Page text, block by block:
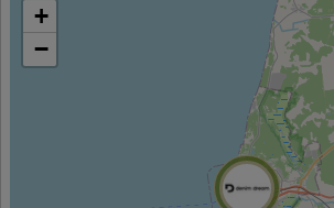
+
−